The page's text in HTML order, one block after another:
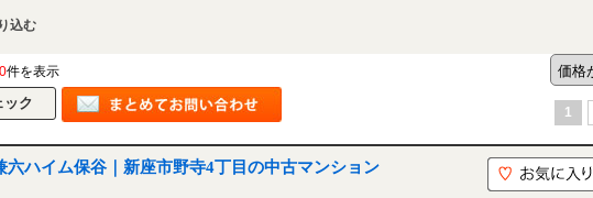
込む
件を表示
1
六ハイム保谷｜新座市野寺4丁目の中古マンション